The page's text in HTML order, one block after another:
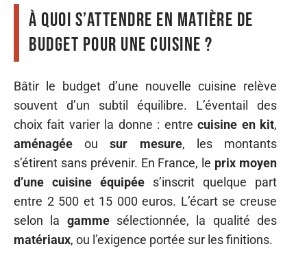
À quoi s’attendre en matière de
budget pour une cuisine ?
Bâtir le budget d’une nouvelle cuisine relève
souvent d’un subtil équilibre. L’éventail des
choix fait varier la donne : entrecuisine en kit,
aménagée ousur mesure, les montants
s’étirent sans prévenir. En France, le prix moyen
d’une cuisine équipée s’inscrit quelque part
entre 2 500 et 15 000 euros. L’écart se creuse
selon la gammesélectionnée, la qualité des
matériaux, ou l’exigence portée sur les finitions.